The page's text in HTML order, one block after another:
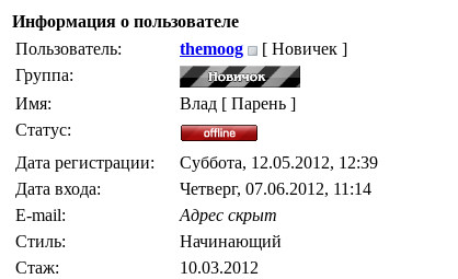
Информация о пользователе
Пользователь:
themoog
[ Новичек ]
Группа:
Имя:
Влад [ Парень ]
Статус:
Дата регистрации:
Суббота, 12.05.2012, 12:39
Дата входа:
Четверг, 07.06.2012, 11:14
E-mail:
Адрес скрыт
Стиль:
Начинающий
Стаж:
10.03.2012